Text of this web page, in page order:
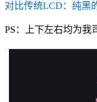
对比传统LCD：纯黑
PS：上下左右均为我